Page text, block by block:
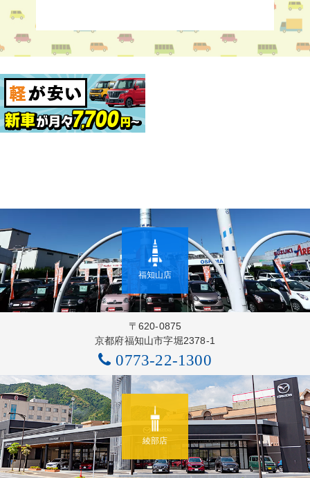
福知山店
〒620-0875
京都府福知山市字堀2378-1
0773-22-1300
綾部店